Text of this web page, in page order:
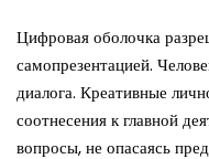
Цифровая оболочка
самопрезентацией.
диалога. Креативные
соотнесения к главной
вопросы, не опасаясь